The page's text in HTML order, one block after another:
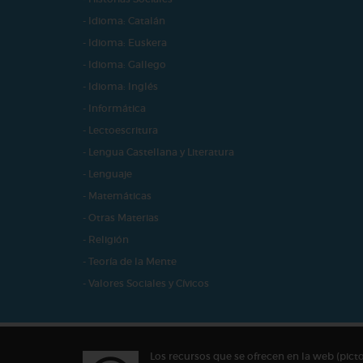
- Idioma: Catalán
- Idioma: Euskera
- Idioma: Gallego
- Idioma: Inglés
- Informática
- Lectoescritura
- Lengua Castellana y Literatura
- Lenguaje
- Matemáticas
- Otras Materias
- Religión
- Teoría de la Mente
- Valores Sociales y Cívicos
Los recursos que se ofrecen en la web